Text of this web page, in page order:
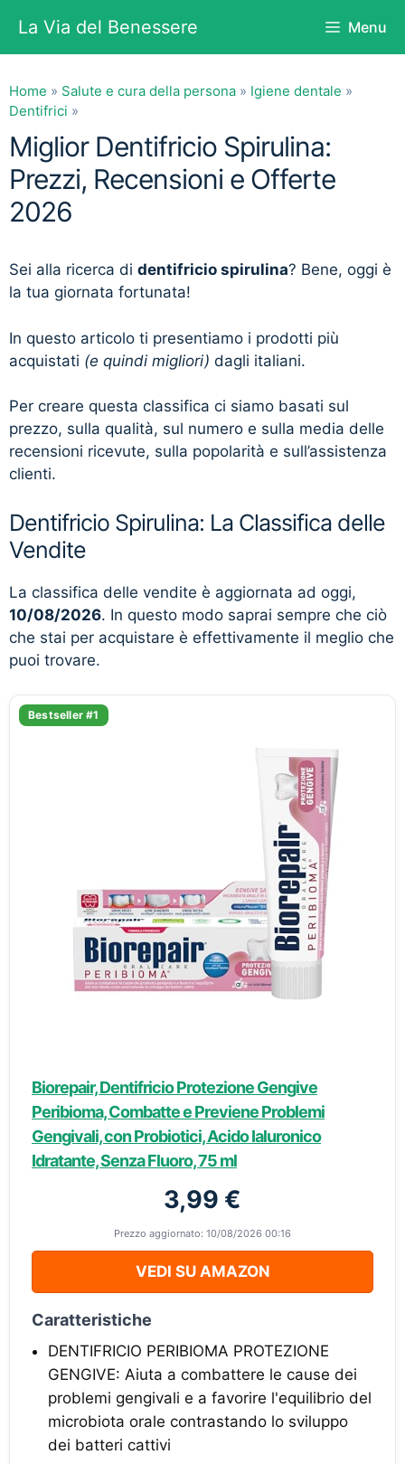
contenuto
La Via del Benessere Menu
Home » Salute e cura della persona » Igiene dentale »
Dentifrici »
Miglior Dentifricio Spirulina:
Prezzi, Recensioni e Offerte
2026
Sei alla ricerca di dentifricio spirulina? Bene, oggi è
la tua giornata fortunata!
In questo articolo ti presentiamo i prodotti più
acquistati (e quindi migliori) dagli italiani.
Per creare questa classifica ci siamo basati sul
prezzo, sulla qualità, sul numero e sulla media delle
recensioni ricevute, sulla popolarità e sull’assistenza
clienti.
Dentifricio Spirulina: La Classifica delle
Vendite
La classifica delle vendite è aggiornata ad oggi,
10/08/2026. In questo modo saprai sempre che ciò
che stai per acquistare è effettivamente il meglio che
puoi trovare.
Bestseller #1
Biorepair, Dentifricio Protezione Gengive
Peribioma, Combatte e Previene Problemi
Gengivali, con Probiotici, Acido Ialuronico
Idratante, Senza Fluoro, 75 ml
3,99 €
Prezzo aggiornato: 10/08/2026 00:16
VEDI SU AMAZON
Caratteristiche
DENTIFRICIO PERIBIOMA PROTEZIONE
GENGIVE: Aiuta a combattere le cause dei
problemi gengivali e a favorire l'equilibrio del
microbiota orale contrastando lo sviluppo
dei batteri cattivi